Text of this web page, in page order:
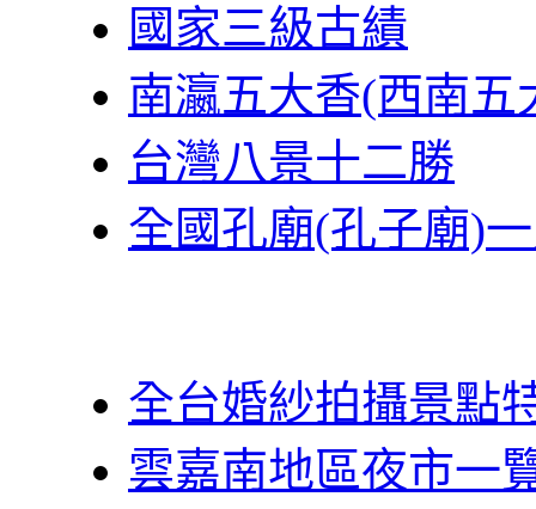
國家三級古績
南瀛五大香(西南五
台灣八景十二勝
全國孔廟(孔子廟)
全台婚紗拍攝景點
雲嘉南地區夜市一